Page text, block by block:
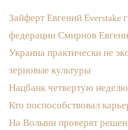
Зайферт Евгений Everstake
федерации Смирнов
Украина практически не
зерновые культуры
Нацбанк четвертую
Кто поспособствовал
На Волыни проверят